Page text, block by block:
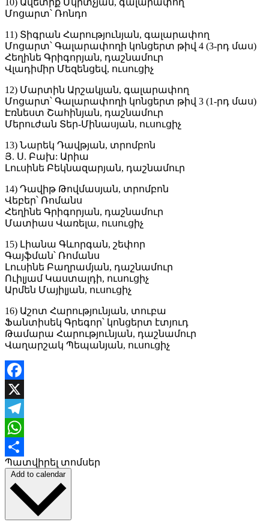
Մոցարտ՝ Ռոնդո
11) Տիգրան Հարությունյան, գալարափող
Մոցարտ՝ Գալարափողի կոնցերտ թիվ 4 (3-րդ մաս)
Հեղինե Գրիգորյան, դաշնամուր
Վլադիմիր Մեզենցեվ, ուսուցիչ
12) Մարտին Արշակյան, գալարափող
Մոցարտ՝ Գալարափողի կոնցերտ թիվ 3 (1-րդ մաս)
Էռնեստ Շահինյան, դաշնամուր
Մերուժան Տեր-Մինասյան, ուսուցիչ
13) Նարեկ Դավթյան, տրոմբոն
Յ. Ս. Բախ: Արիա
Լուսինե Բեկնազարյան, դաշնամուր
14) Դավիթ Թովմասյան, տրոմբոն
Վեբեր՝ Ռոմանս
Հեղինե Գրիգորյան, դաշնամուր
Մատիաս Վառելա, ուսուցիչ
15) Լիանա Գևորգան, շեփոր
Գայֆման՝ Ռոմանս
Լուսինե Բաղրամյան, դաշնամուր
Ուիլյամ Կաստալդի, ուսուցիչ
Արմեն Մայիլյան, ուսուցիչ
16) Աշոտ Հարությունյան, տուբա
Ֆանտիսեկ Գրեգոր՝ կոնցերտ էտյուդ
Թամարա Հարությունյան, դաշնամուր
Վաղարշակ Պեպանյան, ուսուցիչ
Facebook
X
Telegram
WhatsApp
Share
Պատվիրել տոմսեր
Add to calendar